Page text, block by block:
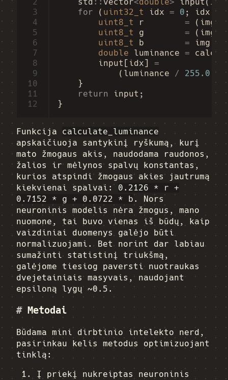
3
4
5
6
7
8
9
10
11
12
for
( uint32_t idx = 0 ; idx <
uint8_t
r = ( img .
uint8_t
g = ( img .
uint8_t
b = img
double
luminance =
input [ idx]
=
( luminance / 255.0 -
}
return
input ;
}
Funkcija calculate_luminance
apskaičiuoja santykinį ryškumą, kurį
mato žmogaus akis, naudodama raudonos,
žalios ir mėlynos spalvų konstantas,
kurios atspindi žmogaus akies jautrumą
kiekvienai spalvai: 0.2126 * r +
0.7152 * g + 0.0722 * b . Nors
neuroninis modelis nėra žmogus, mano
nuomone, tai buvo vienas iš būdų, kaip
vaizdiniai duomenys galėjo būti
normalizuojami. Bet norint dar labiau
sumažinti statistinį triukšmą,
galėjome tiesiog paversti nuotraukas
dvejetainiais masyvais, naudojant
epsiloną lygų ~0.5.
#Metodai
Būdama mini dirbtinio intelekto nerd,
pasirinkau kelis metodus optimizuojant
tinklą:
Į priekį nukreiptas neuroninis